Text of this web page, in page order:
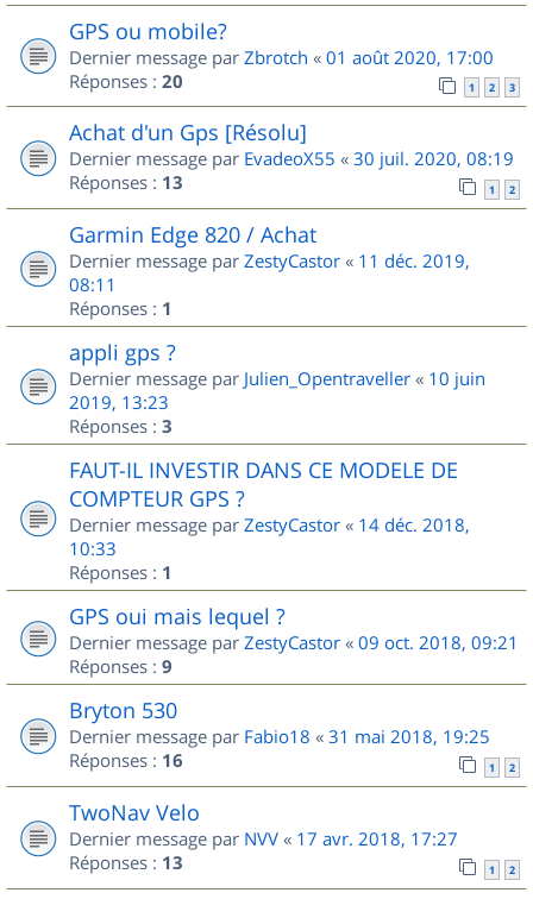
GPS ou mobile?
Dernier message par Zbrotch « 01 août 2020, 17:00
Réponses : 20 1 2 3
Achat d'un Gps [Résolu]
Dernier message par EvadeoX55 « 30 juil. 2020, 08:19
Réponses : 13 1 2
Garmin Edge 820 / Achat
Dernier message par ZestyCastor « 11 déc. 2019,
08:11
Réponses : 1
appli gps ?
Dernier message par Julien_Opentraveller « 10 juin
2019, 13:23
Réponses : 3
FAUT-IL INVESTIR DANS CE MODELE DE
COMPTEUR GPS ?
Dernier message par ZestyCastor « 14 déc. 2018,
10:33
Réponses : 1
GPS oui mais lequel ?
Dernier message par ZestyCastor « 09 oct. 2018, 09:21
Réponses : 9
Bryton 530
Dernier message par Fabio18 « 31 mai 2018, 19:25
Réponses : 16 1 2
TwoNav Velo
Dernier message par NVV « 17 avr. 2018, 17:27
Réponses : 13 1 2